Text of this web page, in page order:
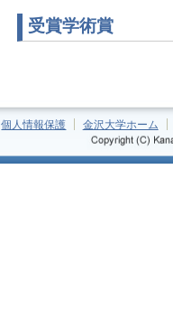
受賞学術賞
個人情報保護 金沢大学ホーム